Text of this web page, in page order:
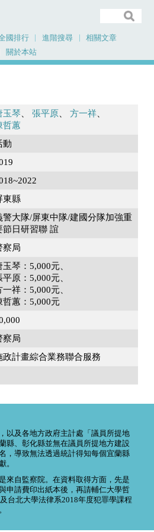
國排行 進階搜尋
相關文章
關於本站
玉琴 張平原
方一祥
哲蕙
動
東縣
警大隊/屏東中隊/建國分隊加強重
節日研習聯 誼
察局
玉琴：5,000元
平原：5,000元
一祥：5,000元
哲蕙：5,000元
察局
政計畫綜合業務聯合服務
，以及各地方政府主計處「議員所提地
縣、彰化縣並無在議員所提地方建設
，導致無法透過統計得知每個宜蘭縣
。
來自監察院。在資料取得方面，先是
申請費印出紙本後，再請輔仁大學哲
台北大學法律系2018年度犯罪學課程